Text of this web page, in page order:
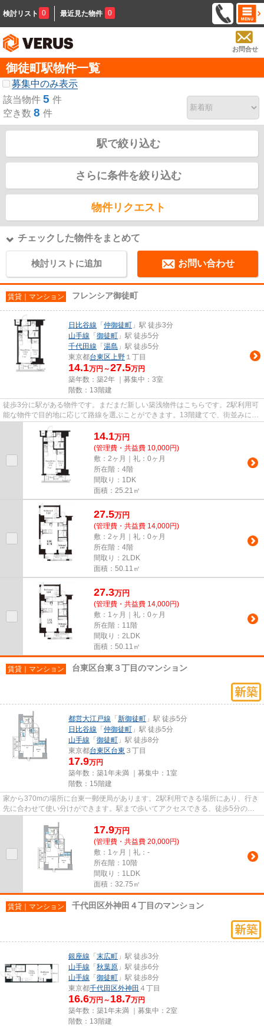
検討リスト 0 最近見た物件 0
お問合せ
御徒町駅物件一覧
募集中のみ表示
該当物件 5 件
空き数 8 件
駅で絞り込む
さらに条件を絞り込む
物件リクエスト
チェックした物件をまとめて
検討リストに追加 お問い合わせ
賃貸｜マンション フレンシア御徒町
日比谷線 「 仲御徒町 」駅 徒歩3分
山手線 「 御徒町 」駅 徒歩5分
千代田線 「 湯島 」駅 徒歩5分
東京都台東区上野 １丁目
14.1万円～27.5万円
築年数：築2年 ｜募集中： 3室
階数：13階建
徒歩3分に駅がある物件です。まだまだ新しい築浅物件はこちらです。2駅利用可
能な物件で目的地に応じて路線を選ぶことができます。13階建てで、街並みに溶
け込んだ落ち着いた建物。で...
14.1万円
(管理費・共益費 10,000円)
敷：2ヶ月｜礼：0ヶ月
所在階：4階
間取り：1DK
面積：25.21㎡
27.5万円
(管理費・共益費 14,000円)
敷：2ヶ月｜礼：0ヶ月
所在階：4階
間取り：2LDK
面積：50.11㎡
27.3万円
(管理費・共益費 14,000円)
敷：1ヶ月｜礼：0ヶ月
所在階：11階
間取り：2LDK
面積：50.11㎡
賃貸｜マンション 台東区台東３丁目のマンション
都営大江戸線 「 新御徒町 」駅 徒歩5分
日比谷線 「 仲御徒町 」駅 徒歩5分
山手線 「 御徒町 」駅 徒歩8分
東京都台東区台東 ３丁目
17.9万円
築年数：築1年未満 ｜募集中： 1室
階数：15階建
家から370mの場所に台東一郵便局があります。2駅利用できる場所にあり、行き
先に合わせて使い分けができます。駅まで歩いてアクセスできる、徒歩5分の距
17.9万円
(管理費・共益費 20,000円)
敷：1ヶ月｜礼：-
所在階：10階
間取り：1LDK
面積：32.75㎡
賃貸｜マンション 千代田区外神田４丁目のマンション
銀座線 「 末広町 」駅 徒歩3分
山手線 「 秋葉原 」駅 徒歩6分
山手線 「 御徒町 」駅 徒歩8分
東京都千代田区外神田 ４丁目
16.6万円～ 18.7万円
築年数：築1年未満 ｜募集中： 2室
階数：13階建